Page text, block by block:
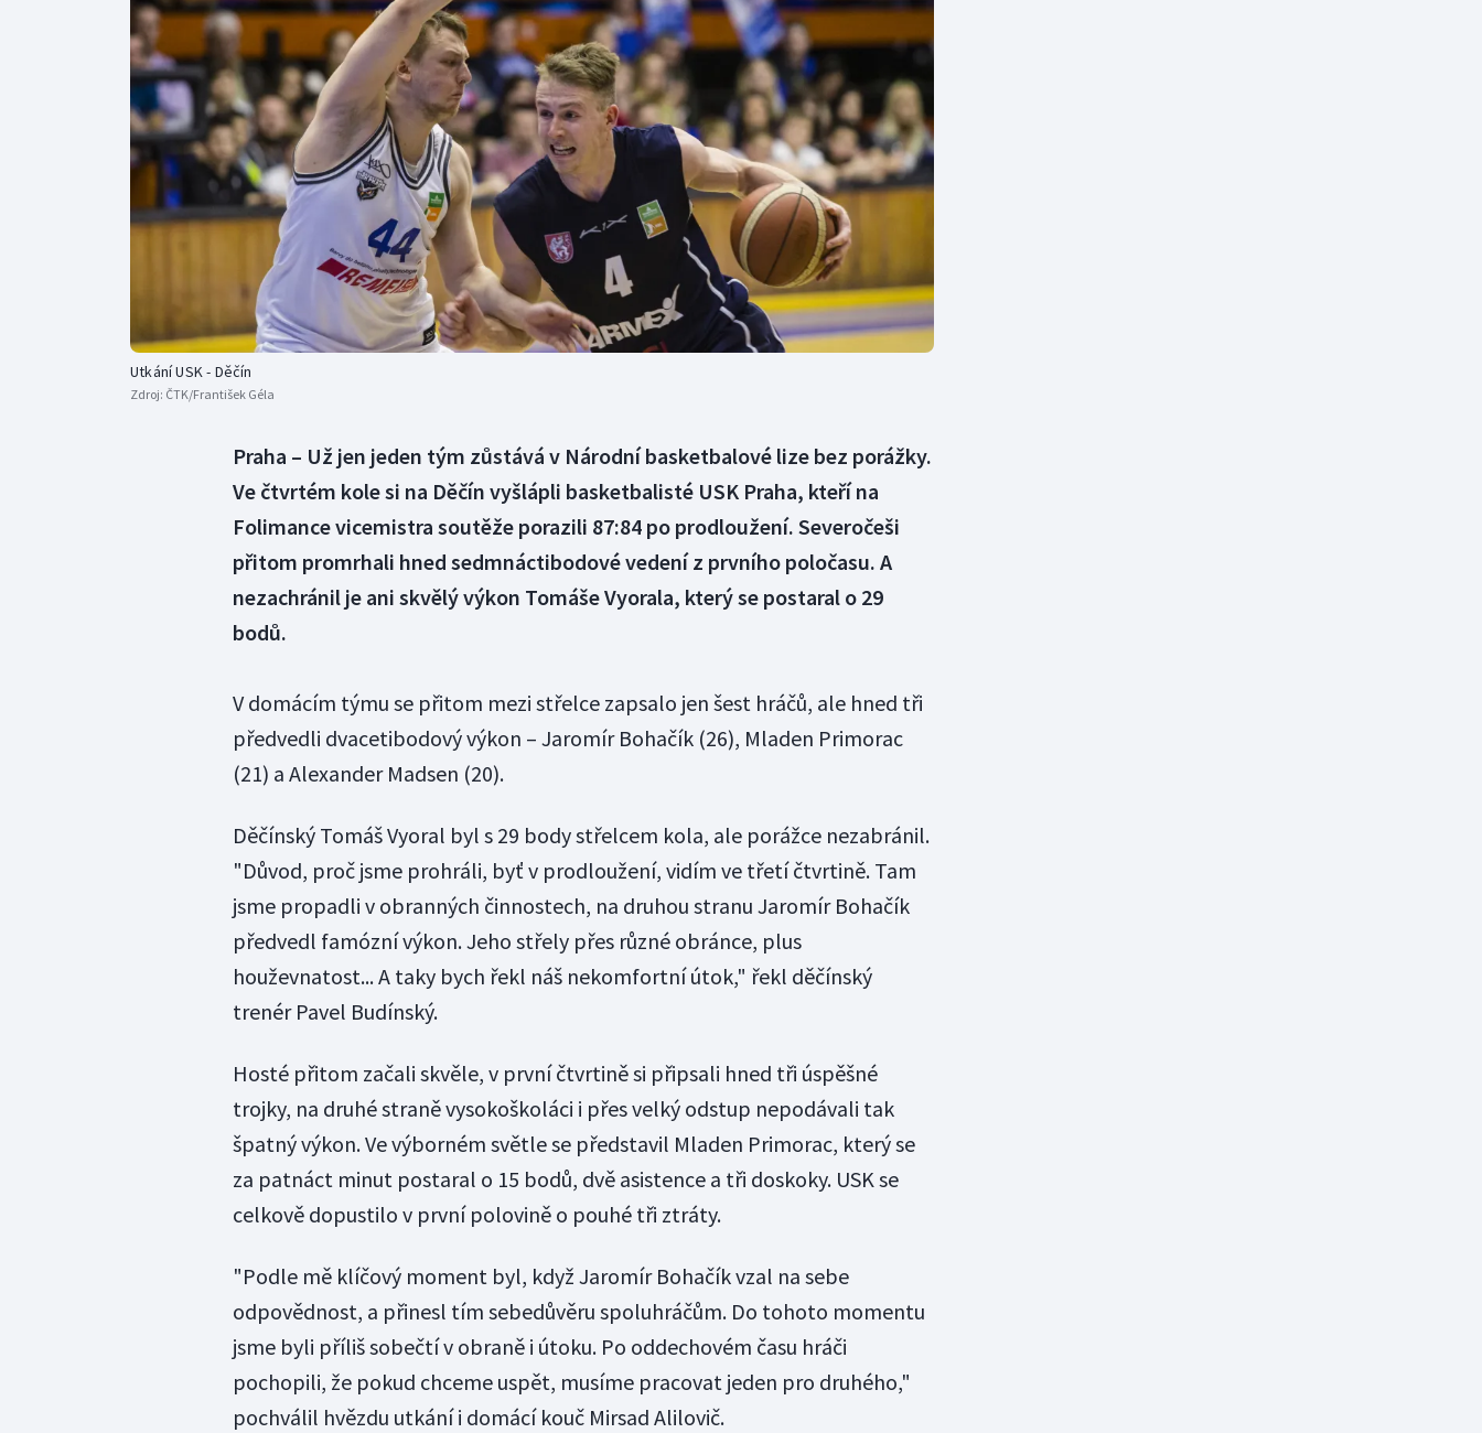
Curling
Dostihy
Florbal
Futsal
Gymnastika
Moderní pětiboj
Motorsport
Olympijské hry
Parasport
Plavání
Plážový volejbal
Triatlon
Veslování
Vodní slalom
Volejbal
Ostatní
Utkání USK - Děčín
Zdroj: ČTK/František Géla
Praha – Už jen jeden tým zůstává v Národní basketbalové lize bez porážky.
Ve čtvrtém kole si na Děčín vyšlápli basketbalisté USK Praha, kteří na
Folimance vicemistra soutěže porazili 87:84 po prodloužení. Severočeši
přitom promrhali hned sedmnáctibodové vedení z prvního poločasu. A
nezachránil je ani skvělý výkon Tomáše Vyorala, který se postaral o 29
bodů.
V domácím týmu se přitom mezi střelce zapsalo jen šest hráčů, ale hned tři
předvedli dvacetibodový výkon – Jaromír Bohačík (26), Mladen Primorac
(21) a Alexander Madsen (20).
Děčínský Tomáš Vyoral byl s 29 body střelcem kola, ale porážce nezabránil.
"Důvod, proč jsme prohráli, byť v prodloužení, vidím ve třetí čtvrtině. Tam
jsme propadli v obranných činnostech, na druhou stranu Jaromír Bohačík
předvedl famózní výkon. Jeho střely přes různé obránce, plus
houževnatost... A taky bych řekl náš nekomfortní útok," řekl děčínský
trenér Pavel Budínský.
Hosté přitom začali skvěle, v první čtvrtině si připsali hned tři úspěšné
trojky, na druhé straně vysokoškoláci i přes velký odstup nepodávali tak
špatný výkon. Ve výborném světle se představil Mladen Primorac, který se
za patnáct minut postaral o 15 bodů, dvě asistence a tři doskoky. USK se
celkově dopustilo v první polovině o pouhé tři ztráty.
"Podle mě klíčový moment byl, když Jaromír Bohačík vzal na sebe
odpovědnost, a přinesl tím sebedůvěru spoluhráčům. Do tohoto momentu
jsme byli příliš sobečtí v obraně i útoku. Po oddechovém času hráči
pochopili, že pokud chceme uspět, musíme pracovat jeden pro druhého,"
pochválil hvězdu utkání i domácí kouč Mirsad Alilovič.